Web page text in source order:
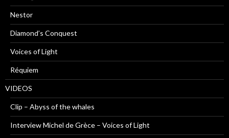
Nestor
Diamond’s Conquest
Voices of Light
Réquiem
VIDEOS
Clip – Abyss of the whales
Interview Michel de Grèce – Voices of Light